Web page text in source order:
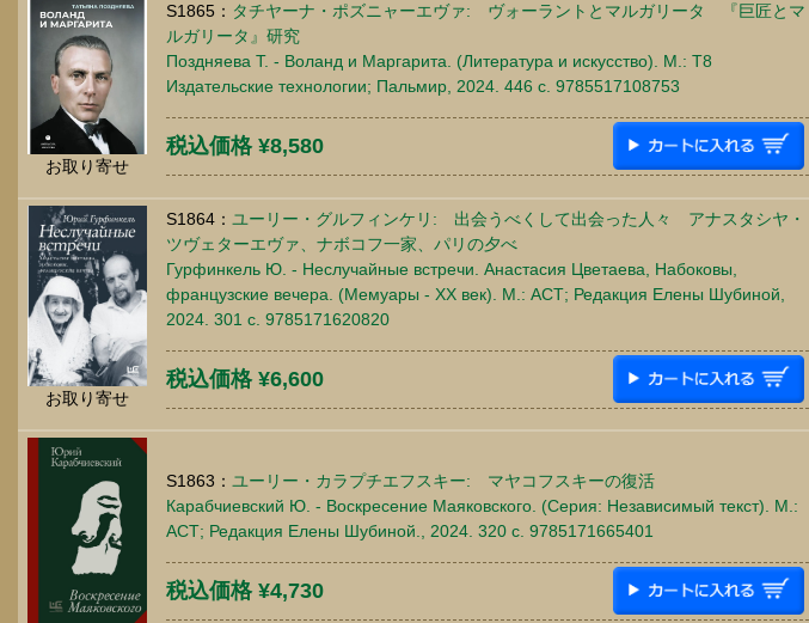
お取り寄せ
S1865： タチヤーナ・ポズニャーエヴァ: ヴォーラントとマルガリータ 『巨匠とマ
ルガリータ』研究
Поздняева Т. - Воланд и Маргарита. (Литература и искусство). М.: Т8
Издательские технологии; Пальмир, 2024. 446 c. 9785517108753
税込価格 ¥8,580
お取り寄せ
S1864： ユーリー・グルフィンケリ: 出会うべくして出会った人々 アナスタシヤ・
ツヴェターエヴァ、ナボコフ一家、パリの夕べ
Гурфинкель Ю. - Неслучайные встречи. Анастасия Цветаева, Набоковы,
французские вечера. (Мемуары - ХХ век). М.: АСТ; Редакция Елены Шубиной,
2024. 301 c. 9785171620820
税込価格 ¥6,600
S1863： ユーリー・カラプチエフスキー: マヤコフスキーの復活
Карабчиевский Ю. - Воскресение Маяковского. (Серия: Независимый текст). М.:
АСТ; Редакция Елены Шубиной., 2024. 320 c. 9785171665401
税込価格 ¥4,730